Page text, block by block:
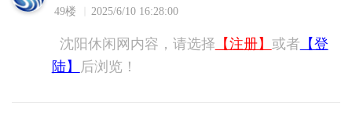
49楼 2025/6/10 16:28:00
沈阳休闲网内容，请选择 【注册】 或者 【登
陆】
后浏览！